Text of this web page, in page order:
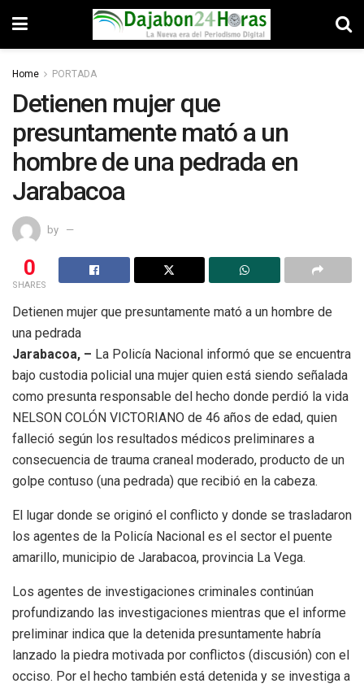
Home PORTADA
Detienen mujer que
presuntamente mató a un
hombre de una pedrada en
Jarabacoa
by
0
SHARES
Detienen mujer que presuntamente mató a un hombre de
una pedrada
Jarabacoa, – La Policía Nacional informó que se encuentra
bajo custodia policial una mujer quien está siendo señalada
como presunta responsable del hecho donde perdió la vida
NELSON COLÓN VICTORIANO de 46 años de edad, quien
falleció según los resultados médicos preliminares a
consecuencia de trauma craneal moderado, producto de un
golpe contuso (una pedrada) que recibió en la cabeza.
El lugar donde se originó el conflicto y donde se trasladaron
los agentes de la Policía Nacional es el sector el puente
amarillo, municipio de Jarabacoa, provincia La Vega.
Los agentes de investigaciones criminales continúan
profundizando las investigaciones mientras que el informe
preliminar indica que la detenida presuntamente habría
lanzado la piedra motivada por conflictos (discusión) con el
occiso. Por el hecho también está detenida y se investiga a